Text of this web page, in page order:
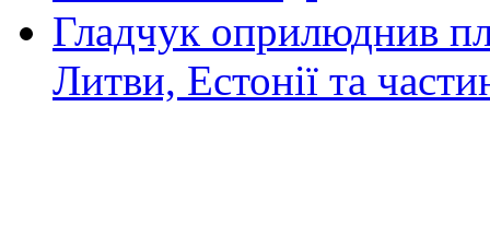
Гладчук оприлюднив
Литви, Естонії та